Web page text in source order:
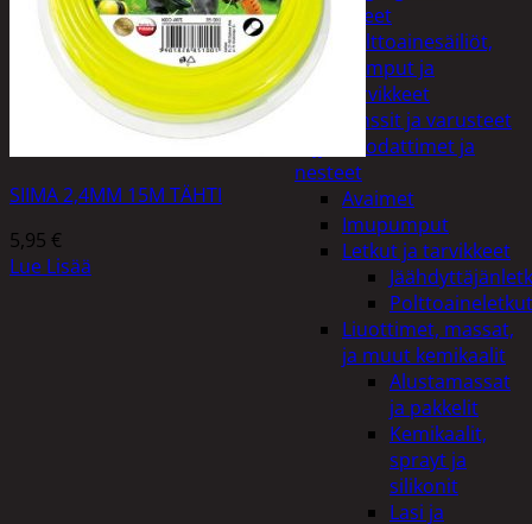
Lisälaitteet
Polttoainesäiliöt,
pumput ja
tarvikkeet
Vinssit ja varusteet
Öljyt, suodattimet ja
nesteet
Avaimet
Imupumput
Letkut ja tarvikkeet
Polttoaineletkut
Liuottimet, massat,
ja muut kemikaalit
Alustamassat
ja pakkelit
Kemikaalit,
sprayt ja
silikonit
Lasi ja
SIIMA 2,4MM 15M TÄHTI
5,95 €
Lue Lisää